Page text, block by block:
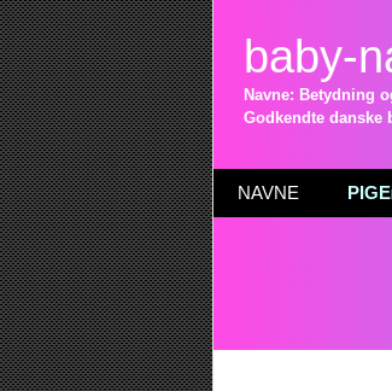
baby-
Navne: Betydning
Godkendte
NAVNE